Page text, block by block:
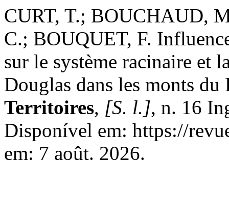
CURT, T.; BOUCHAUD,
C.; BOUQUET, F.
sur le système racinaire et
Douglas dans les monts
Territoires, [S. l.], n. 16
Disponível em: https://
em: 7 août. 2026.